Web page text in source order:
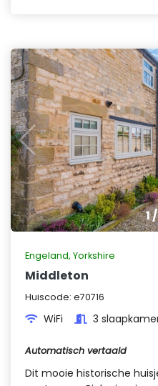
1
Engeland, Yorkshire
Middleton
Huiscode: e70716
WiFi 3
Automatisch vertaald
Dit mooie historische